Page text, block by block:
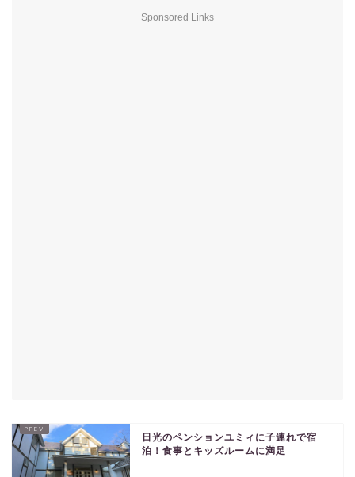
Sponsored Links
日光のペンションユミィに子連れで宿
泊！食事とキッズルームに満足